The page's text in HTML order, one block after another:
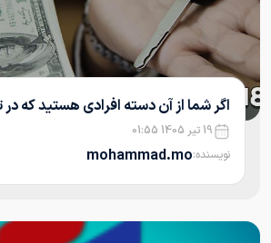
اگر شما از آن دسته افرادی هستید که
19 تیر 1405 01:55
نویسنده:mohammad.mo